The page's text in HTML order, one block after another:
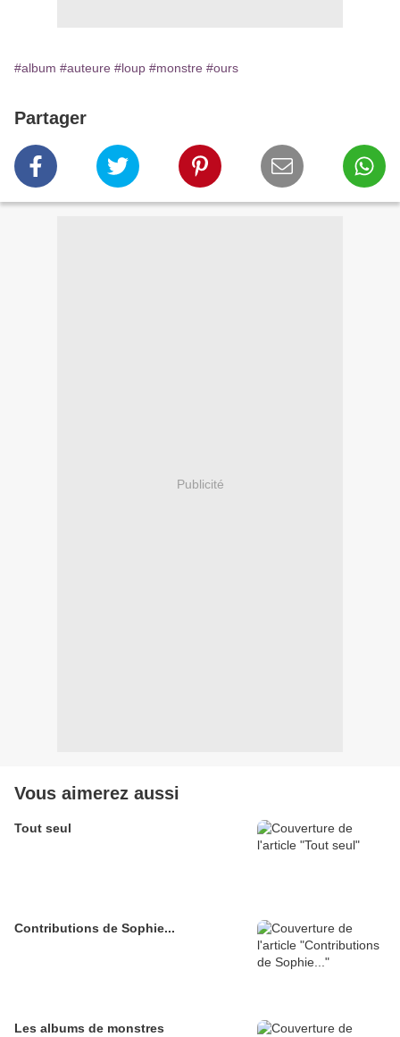
#album #auteure #loup #monstre #ours
Partager
Publicité
Vous aimerez aussi
Tout seul
Contributions de Sophie...
Les albums de monstres